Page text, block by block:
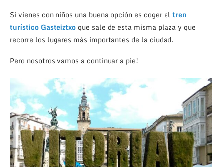
Si vienes con niños una buena opción es coger el tren
turístico Gasteiztxo que sale de esta misma plaza y que
recorre los lugares más importantes de la ciudad.
Pero nosotros vamos a continuar a pie!